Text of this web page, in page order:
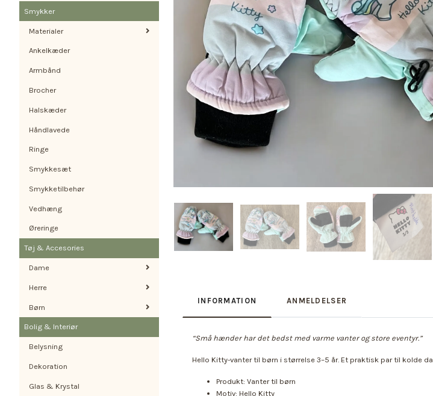
Smykker
Materialer
Ankelkæder
Armbånd
Brocher
Halskæder
Håndlavede
Ringe
Smykkesæt
Smykketilbehør
Vedhæng
Øreringe
Tøj & Accesories
Dame
Herre
Børn
Bolig & Interiør
Belysning
Dekoration
Glas & Krystal
INFORMATION ANMELDELSER
“Små hænder har det bedst med varme vanter og store eventyr.”
Hello Kitty-vanter til børn i størrelse 3–5 år. Et praktisk par til kolde
Produkt: Vanter til børn
Motiv: Hello Kitty